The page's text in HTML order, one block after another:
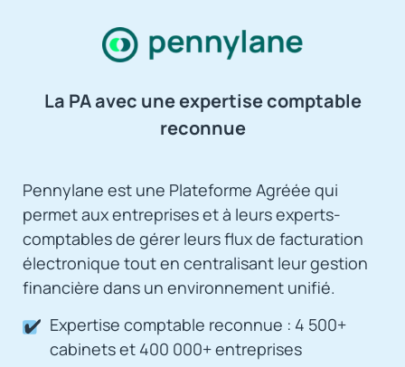
La PA avec une expertise comptable
reconnue
Pennylane est une Plateforme Agréée qui
permet aux entreprises et à leurs experts-
comptables de gérer leurs flux de facturation
électronique tout en centralisant leur gestion
financière dans un environnement unifié.
Expertise comptable reconnue : 4 500+
cabinets et 400 000+ entreprises